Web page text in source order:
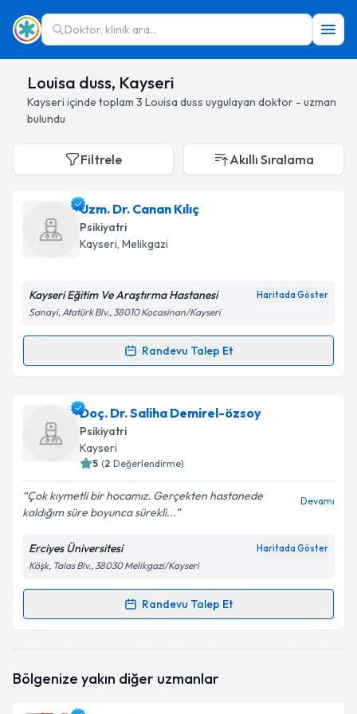
Doktor, klinik ara...
Louisa duss, Kayseri
Kayseri içinde toplam 3 Louisa duss uygulayan doktor - uzman
bulundu
Filtrele Akıllı Sıralama
Uzm. Dr. Canan Kılıç
Psikiyatri
Kayseri, Melikgazi
Kayseri Eğitim Ve Araştırma Hastanesi Haritada Göster
Sanayi, Atatürk Blv., 38010 Kocasinan/Kayseri
Randevu Talep Et
Randevu Takvimi Talebi
Uzm. Dr. Canan Kılıçiçin randevu takvimi talebi
oluşturun. Size bu uzmandan randevu almanız için bir
takvim hazırlandığında e-posta ile bilgilendireceğiz.
Kişisel verilerimin işlenmesine ilişkin
Aydınlatma
Metni'ni okudum ve kişisel verilerimin belirtilen
kapsamda işlenmesini kabul ediyorum.
Doç. Dr. Saliha Demirel-özsoy
Psikiyatri
Kayseri
5 (2 Değerlendirme)
Çok kıymetli bir hocamız. Gerçekten hastanede
kaldığım süre boyunca sürekli...
Devamı
Erciyes Üniversitesi Haritada Göster
Köşk, Talas Blv., 38030 Melikgazi/Kayseri
Randevu Talep Et
Randevu Takvimi Talebi
talebi oluşturun. Size bu uzmandan randevu almanız
Bölgenize yakın diğer uzmanlar